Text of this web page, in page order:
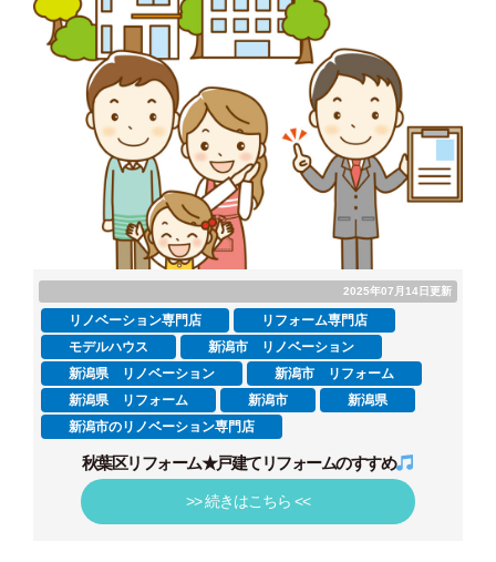
2025年07月14日更新
リノベーション専門店
リフォーム専門店
モデルハウス
新潟市 リノベーション
新潟県 リノベーション
新潟市 リフォーム
新潟県 リフォーム
新潟市
新潟県
新潟市のリノベーション専門店
秋葉区リフォーム★戸建てリフォームのすすめ
>> 続きはこちら <<